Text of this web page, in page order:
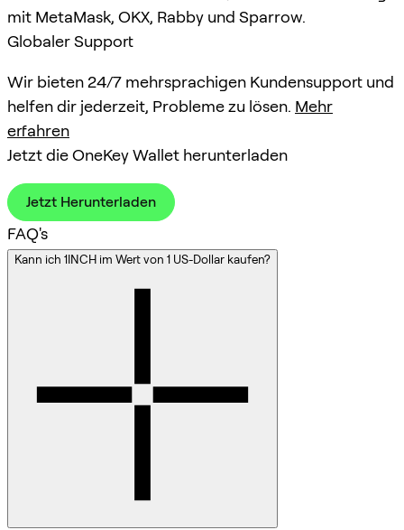
mit MetaMask, OKX, Rabby und Sparrow.
Globaler Support
Wir bieten 24/7 mehrsprachigen Kundensupport und
helfen dir jederzeit, Probleme zu lösen. Mehr
erfahren
Jetzt die OneKey Wallet herunterladen
Jetzt Herunterladen
FAQ's
Kann ich 1INCH im Wert von 1 US-Dollar kaufen?